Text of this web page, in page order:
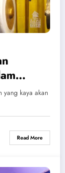
kaya akan
Read More